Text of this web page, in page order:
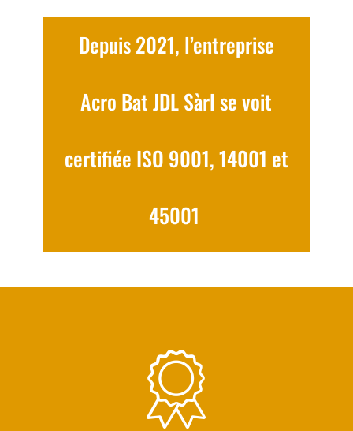
Depuis 2021, l’entreprise
Acro Bat JDL Sàrl se voit
certifiée ISO 9001, 14001 et
45001